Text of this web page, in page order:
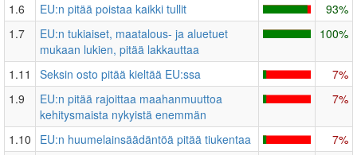
1.6 EU:n pitää poistaa kaikki tullit
93%
1.7
EU:n tukiaiset, maatalous- ja aluetuet
mukaan lukien, pitää lakkauttaa
100%
1.11 Seksin osto pitää kieltää EU:ssa
7%
1.9
EU:n pitää rajoittaa maahanmuuttoa
kehitysmaista nykyistä enemmän
7%
1.10 EU:n huumelainsäädäntöä pitää tiukentaa
7%